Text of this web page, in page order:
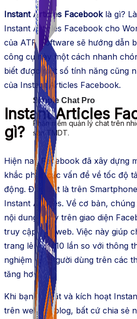
Simple Chat Pro
Phần mềm quản lý chat trên
sàn TMDT.
Instant Articles Facebooklà gì?
Instant Articles Facebook cho
của ATP Software sẽ hướng dẫn
công cụ này một cách nhanh
biết được một số tính năng cũng
của Instant Articles Facebook.
Instant Articles
gì?
Hiện nay Facebook đã xây dựng
khắc phục các vấn đề về tốc độ
động. Đặc biệt là trên
Instant Articles. Về cơ bản,
nội dung ngay trên giao diện
truy cập vào web. Việc này giúp
trang lên tận 10 lần so với thông
nghiệm của người dùng trên các
tăng hơn.
Khi bạn cài đặt và kích hoạt
trên website/blog, bất cứ chia sẻ